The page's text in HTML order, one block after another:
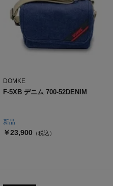
新品
DOMKE
F-5XB デニム 700-52DENIM
￥23,900 （税込）